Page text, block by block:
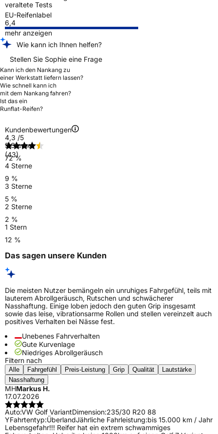
veraltete Tests
EU-Reifenlabel
6,4
mehr anzeigen
Wie kann ich Ihnen helfen?
Stellen Sie Sophie eine Frage
Kann ich den Nankang zu
einer Werkstatt liefern lassen?
Wie schnell kann ich
mit dem Nankang fahren?
Ist das ein
Runflat-Reifen?
Kundenbewertungen
4,3 /5
(43)
5 Sterne
72 %
4 Sterne
9 %
3 Sterne
5 %
2 Sterne
2 %
1 Stern
12 %
Das sagen unsere Kunden
Die meisten Nutzer bemängeln ein unruhiges Fahrgefühl, teils mit
lauterem Abrollgeräusch, Rutschen und schwächerer
Nasshaftung. Einige loben jedoch den guten Grip insgesamt
sowie das leise, vibrationsarme Rollen und stellen vereinzelt auch
positives Verhalten bei Nässe fest.
Unebenes Fahrverhalten
Gute Kurvenlage
Niedriges Abrollgeräusch
Filtern nach
Alle Fahrgefühl Preis-Leistung Grip Qualität
Lautstärke
Nasshaftung
MHMarkus H.
17.07.2026
Auto:VW Golf VariantDimension:235/30 R20 88
YFahrtentyp:ÜberlandJährliche Fahrleistung:bis 15.000 km / Jahr
Lebensgefahr!!! Reifer hat ein extrem schwammiges